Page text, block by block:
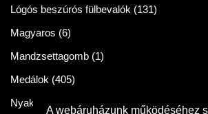
Lógós beszúrós fülbevalók (131)
Magyaros (6)
Mandzsettagomb (1)
Medálok (405)
Nyakláncok
(86)
A webáruházunk működéséhez